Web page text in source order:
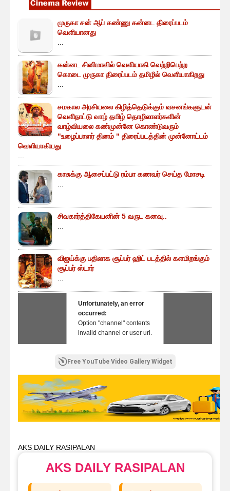
முருகா சன் ஆப் கண்ணு கன்னட திரைப்படம்
வெளியானது
கன்னட சினிமாவில் வெளியாகி வெற்றிபெற்ற
கொடை முருகா திரைப்படம் தமிழில் வெளியாகிறது
சமகால அரசியலை கிழித்தெடுக்கும் வசனங்களுடன்
வெளிநாட்டு வாழ் தமிழ் தொழிலாளர்களின்
வாழ்வியலை கண்முன்னே கொண்டுவரும்
"உழைப்பாளர் தினம் " திரைப்படத்தின் முன்னோட்டம்
வெளியாகியது
காசுக்கு ஆசைப்பட்டு ரம்பா கணவர் செய்த மோசடி
சிவகார்த்திகேயனின் 5 வருட கனவு..
விஜய்க்கு பதிலாக சூப்பர் ஹிட் படத்தில் களமிறங்கும்
சூப்பர் ஸ்டார்
Unfortunately, an error
occurred:
Option "channel" contents
invalid channel or user url.
Free YouTube Video Gallery Widget
AKS DAILY RASIPALAN
AKS DAILY RASIPALAN